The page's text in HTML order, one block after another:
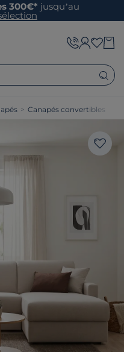
300€* jusqu’au
> Canapés convertibles